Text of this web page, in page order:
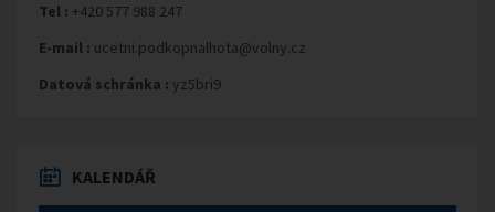
Tel : +420 577 988 247
E-mail : ucetni.podkopnalhota@volny.cz
Datová schránka : yz5bri9
KALENDÁŘ